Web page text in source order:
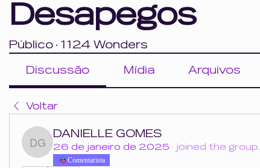
Desapegos
Público · 1124 Wonders
Discussão Mídia Arquivos
Voltar
DANIELLE GOMES
DANIELLE GOMES
26 de janeiro de 2025 · joined the group.
Comentarista